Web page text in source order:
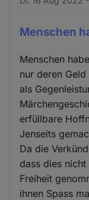
Menschen
Menschen
nur deren
als
erfüllbare
Jenseits
Da die
dass dies
Freiheit
ihnen Spass